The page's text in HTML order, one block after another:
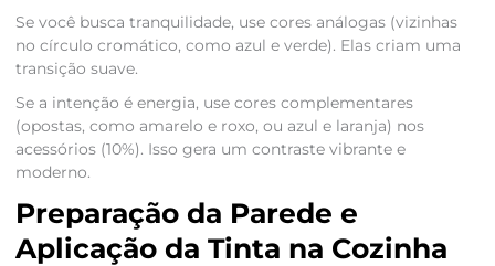
Se você busca tranquilidade, use cores análogas (vizinhas
no círculo cromático, como azul e verde). Elas criam uma
transição suave.
Se a intenção é energia, use cores complementares
(opostas, como amarelo e roxo, ou azul e laranja) nos
acessórios (10%). Isso gera um contraste vibrante e
moderno.
Preparação da Parede e
Aplicação da Tinta na Cozinha